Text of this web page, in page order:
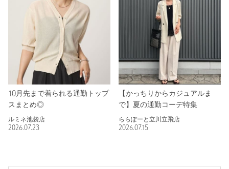
10月先まで着られる通勤トップ
スまとめ◎
ルミネ池袋店
2026.07.23
【かっちりからカジュアルま
で】夏の通勤コーデ特集
ららぽーと立川立飛店
2026.07.15